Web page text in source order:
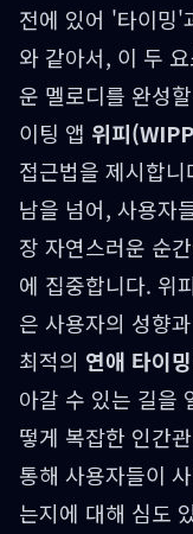
전에 있어 '타이밍'
와 같아서, 이 두
운 멜로디를 완성
이팅 앱 위피
접근법을 제시합
남을 넘어, 사용자
장 자연스러운 순
에 집중합니다. 위
은 사용자의 성향
최적의 연애 타이밍
아갈 수 있는 길을
떻게 복잡한 인간
통해 사용자들이
는지에 대해 심도